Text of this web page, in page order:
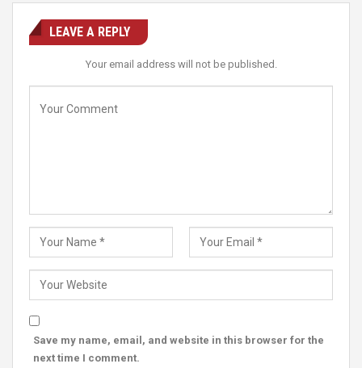
LEAVE A REPLY
Your email address will not be published.
Save my name, email, and website in this browser for the
next time I comment.